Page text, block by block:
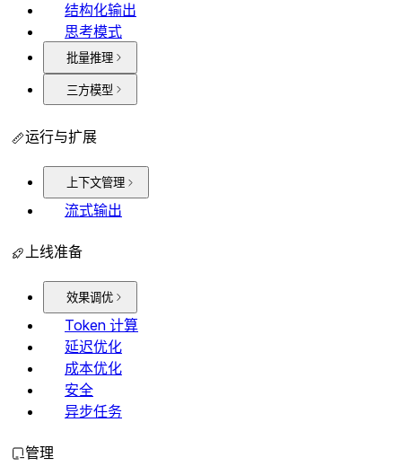
结构化输出
思考模式
批量推理
三方模型
运行与扩展
上下文管理
流式输出
上线准备
效果调优
Token 计算
延迟优化
成本优化
安全
异步任务
管理